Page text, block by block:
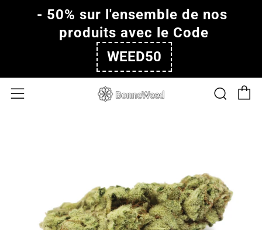
- 50% sur l'ensemble de nos
produits avec le Code
WEED50
Menu